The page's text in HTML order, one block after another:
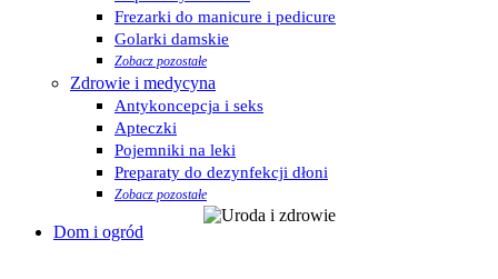
Frezarki do manicure i pedicure
Golarki damskie
Zobacz pozostałe
Zdrowie i medycyna
Antykoncepcja i seks
Apteczki
Pojemniki na leki
Preparaty do dezynfekcji dłoni
Zobacz pozostałe
Dom i ogród